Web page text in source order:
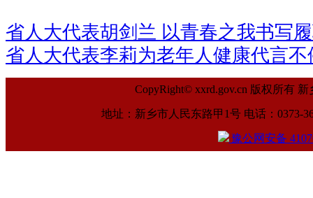
省人大代表胡剑兰 以青春之我书写
省人大代表李莉为老年人健康代言
CopyRight© xxrd.gov.cn 版权所有
地址：新乡市人民东路甲1号 电话：0373-
豫公网安备